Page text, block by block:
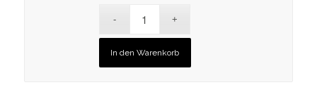
In den Warenkorb